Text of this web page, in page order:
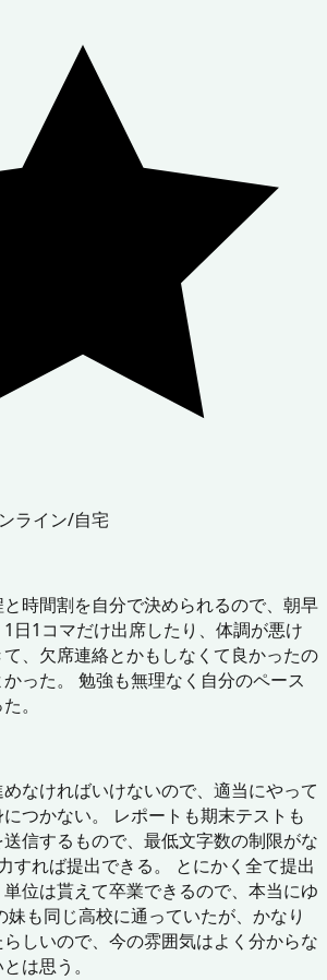
ライン/自宅
時間割を自分で決められるので、朝早
日1コマだけ出席したり、体調が悪け
、欠席連絡とかもしなくて良かったの
った。 勉強も無理なく自分のペース
。
なければいけないので、適当にやって
つかない。 レポートも期末テストも
信するもので、最低文字数の制限がな
すれば提出できる。 とにかく全て提出
位は貰えて卒業できるので、本当にゆ
妹も同じ高校に通っていたが、かなり
しいので、今の雰囲気はよく分からな
は思う。